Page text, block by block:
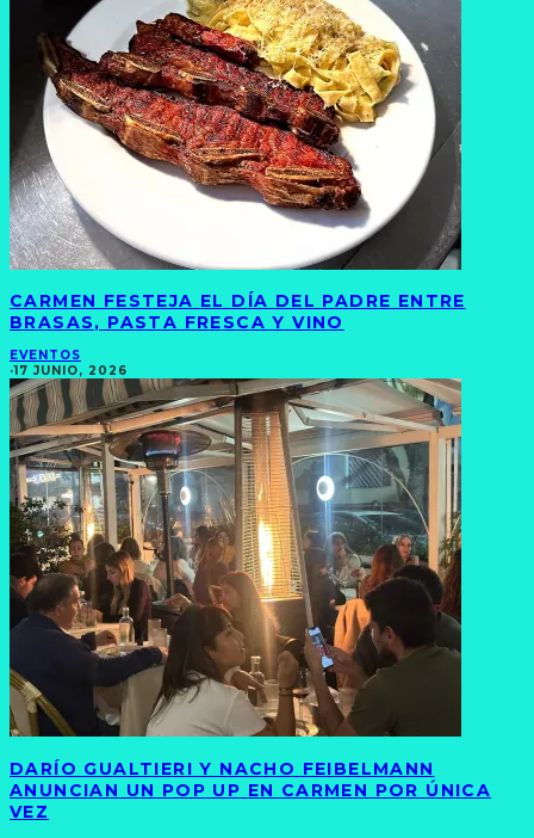
CARMEN FESTEJA EL DÍA DEL PADRE ENTRE
BRASAS, PASTA FRESCA Y VINO
EVENTOS
·17 JUNIO, 2026
DARÍO GUALTIERI Y NACHO FEIBELMANN
ANUNCIAN UN POP UP EN CARMEN POR ÚNICA
VEZ